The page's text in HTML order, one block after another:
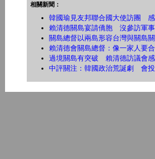
相關新聞：
韓國瑜見友邦聯合國大使訪團
賴清德關島宴請僑胞 沒參訪軍事
關島總督以兩島形容台灣與關島
賴清德會關島總督：像一家人要
過境關島有突破 賴清德訪議會
中評關注：韓國政治荒誕劇 會投